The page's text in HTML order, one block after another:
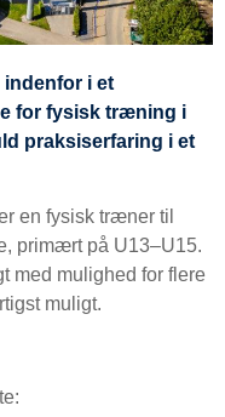
indenfor i et
for fysisk træning i
praksiserfaring i et
en fysisk træner til
primært på U13–U15.
med mulighed for flere
muligt.